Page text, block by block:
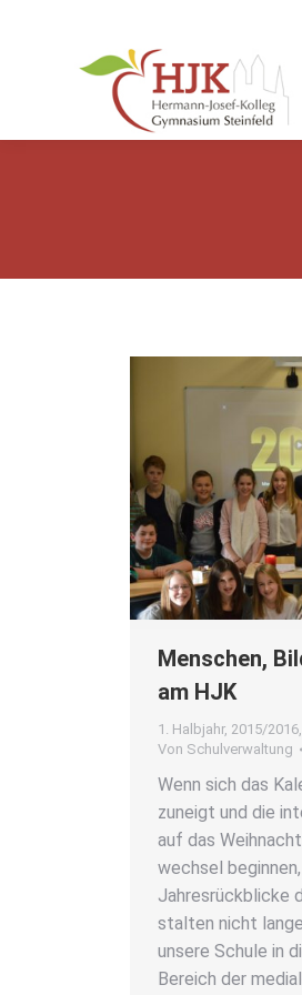
Men­schen,
am HJK
1. Halbjahr, 2015/2016
Von Schulverwaltung
Wenn sich das
zuneigt und die
auf das
wech­sel
Jah­res­rück­bli­cke
stal­ten nicht
unse­re Schu­le in
Bereich der